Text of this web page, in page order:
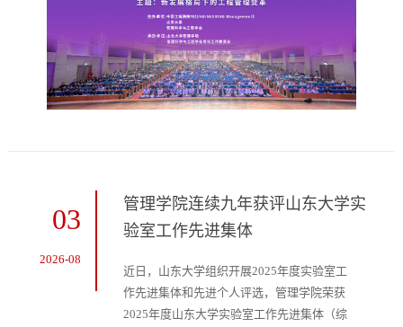
来自近200家单位（包括高校、企业、科研机
构等）。大会设立了7个大会主旨报告、11个
专题论坛和1个青年论坛，共90余位知名学者
做报告。
03
2026-08
管理学院连续九年获评山东大学实
验室工作先进集体
近日，山东大学组织开展2025年度实验室工
作先进集体和先进个人评选，管理学院荣获
2025年度山东大学实验室工作先进集体（综